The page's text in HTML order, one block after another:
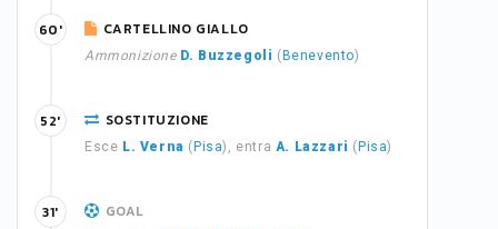
CARTELLINO GIALLO
Ammonizione D. Buzzegoli ( Benevento)
60'
SOSTITUZIONE
Esce L. Verna ( Pisa), entra A. Lazzari ( Pisa)
52'
GOAL
31'